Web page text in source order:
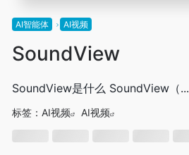
AI智能体 AI视频
SoundView
SoundView是什么 SoundView（...
标签： AI视频 AI视频